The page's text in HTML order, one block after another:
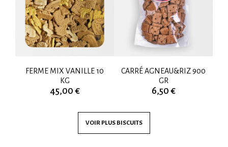
FERME MIX VANILLE 10
KG
45,00 €
CARRÉ AGNEAU&RIZ 900
GR
6,50 €
VOIR PLUS BISCUITS